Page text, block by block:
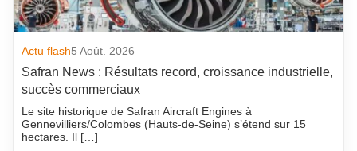
Actu flash5 Août. 2026
Safran News : Résultats record, croissance industrielle,
succès commerciaux
Le site historique de Safran Aircraft Engines à
Gennevilliers/Colombes (Hauts-de-Seine) s’étend sur 15
hectares. Il […]